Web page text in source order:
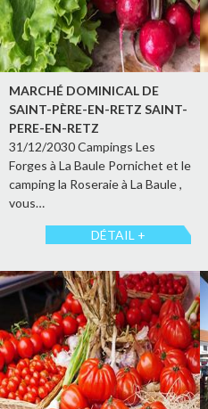
MARCHÉ DOMINICAL DE
SAINT-PÈRE-EN-RETZ SAINT-
PERE-EN-RETZ
31/12/2030 Campings Les
Forges à La Baule Pornichet et le
camping la Roseraie à La Baule ,
vous…
DÉTAIL +